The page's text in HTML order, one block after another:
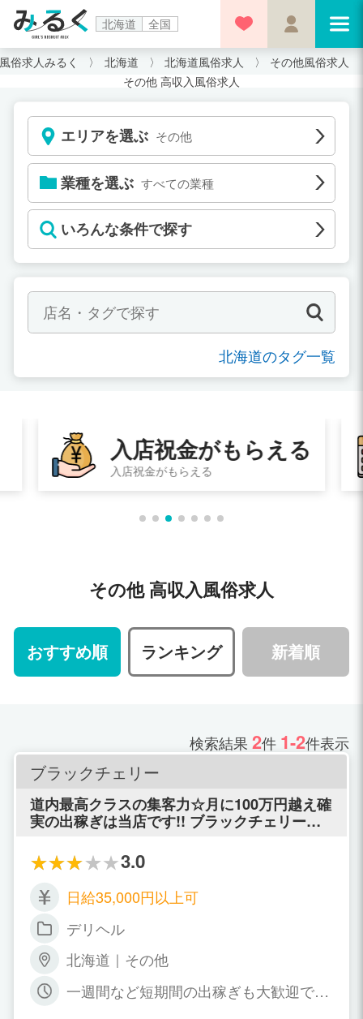
北海道 全国
俗求人みるく 北海道 北海道風俗求人
その他風俗求人
その他 高収入風俗求人
エリアを選ぶ その他
業種を選ぶ すべての業種
いろんな条件で探す
北海道のタグ一覧
入店祝金がもらえる
入店祝金がもらえる
その他 高収入風俗求人
おすすめ順 ランキング 新着順
検索結果2件 1-2件表示
ブラックチェリー
道内最高クラスの集客力☆月に100万円越え確
実の出稼ぎは当店です!! ブラックチェリー
を中心に地元で絶大な人気を誇る、中標津の
超人気デリバリーヘルス店です。 札幌や帯
広、函館、旭川と言った都市ではなく、中標
津という街だからこそ掴む事のできる最高の
稼ぎを手にしてみませんか？？ ■月100万円以
上稼げます■ 道内は稼げない。なんて思っ
て、諦めていませんか？？ そんな事はまった
くありません。 当店には、月に100万円以上
を稼ぐ事を夢ではない環境、顧客様数がそろ
3.0
日給35,000円以上可
デリヘル
北海道｜その他
一週間など短期間の出稼ぎも大歓迎です